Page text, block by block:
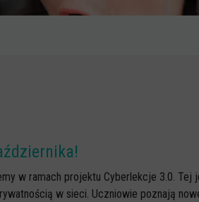
w ramach projektu Cyberlekcje 3.0. Tej
w sieci. Uczniowie poznają